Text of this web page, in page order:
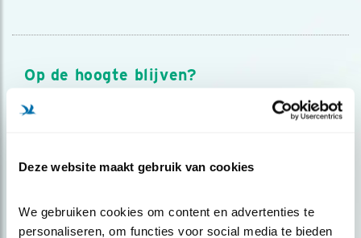
Deze website maakt gebruik van cookies
We gebruiken cookies om content en advertenties te
personaliseren, om functies voor social media te bieden
Op de hoogte blijven?
Meld je aan en ontvang nieuws, inspiratie, acties en tips
over vogels en activiteiten van Vogelbescherming.